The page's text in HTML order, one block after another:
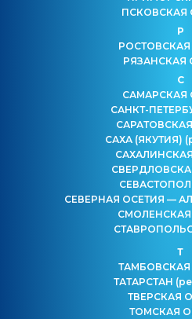
ПСКОВСКАЯ
Р
РОСТОВСКАЯ
РЯЗАНСКАЯ
С
САМАРСКАЯ
САНКТ-
САХА (ЯКУТИЯ)
СЕВЕРНАЯ ОСЕТИЯ —
СМОЛЕНСКАЯ
Т
ТАМБОВСКАЯ
ТАТАРСТАН
ТВЕРСКАЯ
ТОМСКАЯ